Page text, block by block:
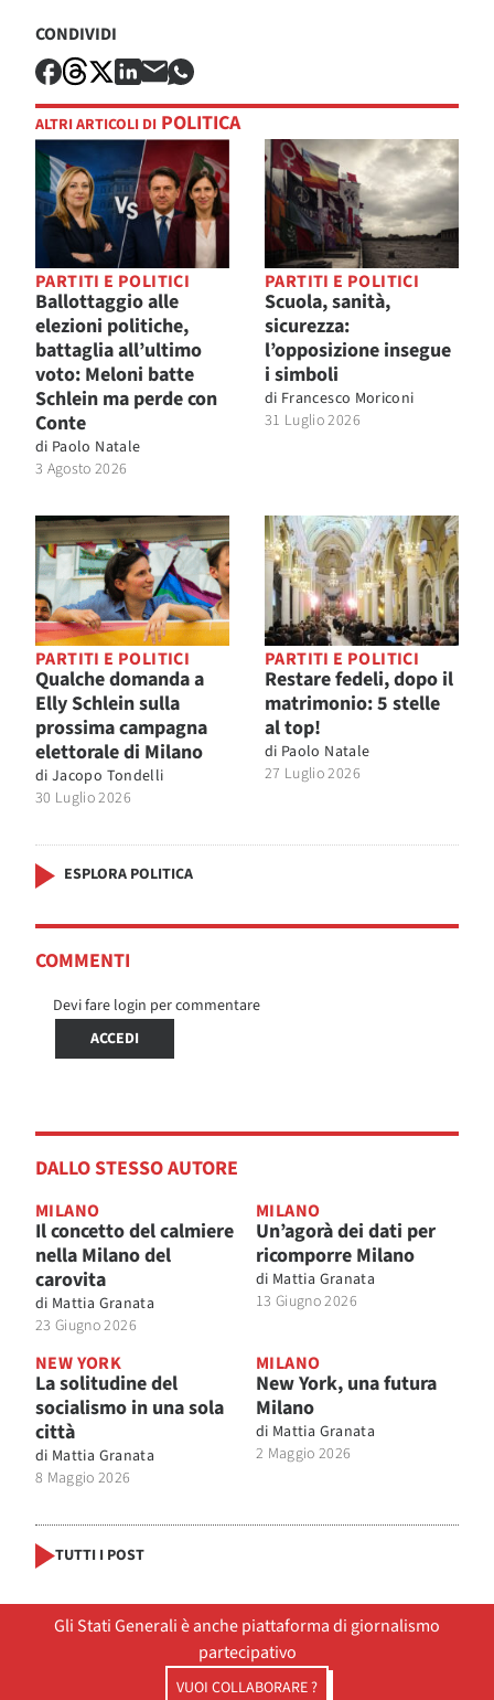
CONDIVIDI
ALTRI ARTICOLI DI POLITICA
PARTITI E POLITICI
Ballottaggio alle
elezioni politiche,
battaglia all’ultimo
voto: Meloni batte
Schlein ma perde con
Conte
di Paolo Natale
3 Agosto 2026
PARTITI E POLITICI
Scuola, sanità,
sicurezza:
l’opposizione insegue
i simboli
di Francesco Moriconi
31 Luglio 2026
PARTITI E POLITICI
Qualche domanda a
Elly Schlein sulla
prossima campagna
elettorale di Milano
di Jacopo Tondelli
30 Luglio 2026
PARTITI E POLITICI
Restare fedeli, dopo il
matrimonio: 5 stelle
al top!
di Paolo Natale
27 Luglio 2026
ESPLORA POLITICA
COMMENTI
Devi fare login per commentare
ACCEDI
DALLO STESSO AUTORE
MILANO
Il concetto del calmiere
nella Milano del
carovita
di Mattia Granata
23 Giugno 2026
MILANO
Un’agorà dei dati per
ricomporre Milano
di Mattia Granata
13 Giugno 2026
NEW YORK
La solitudine del
socialismo in una sola
città
di Mattia Granata
8 Maggio 2026
MILANO
New York, una futura
Milano
di Mattia Granata
2 Maggio 2026
TUTTI I POST
Gli Stati Generali è anche piattaforma di giornalismo
partecipativo
VUOI COLLABORARE ?